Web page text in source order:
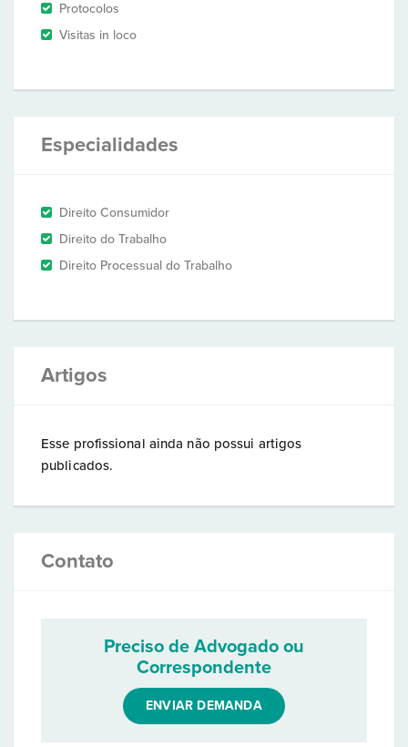
Protocolos
Visitas in loco
Especialidades
Direito Consumidor
Direito do Trabalho
Direito Processual do Trabalho
Artigos
Esse profissional ainda não possui artigos
publicados.
Contato
Preciso de Advogado ou
Correspondente
ENVIAR DEMANDA